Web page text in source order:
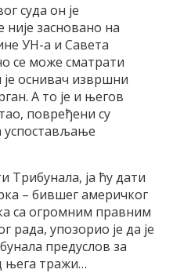
суда он је
засновано на
УН-а и Савета
се може сматрати
је оснивач извршни
А то је и његов
повређени су
Трибунала, ја ћу дати
– бившег америчког
са огромним правним
рада, упозорио је да је
предуслов за
њега тражи…